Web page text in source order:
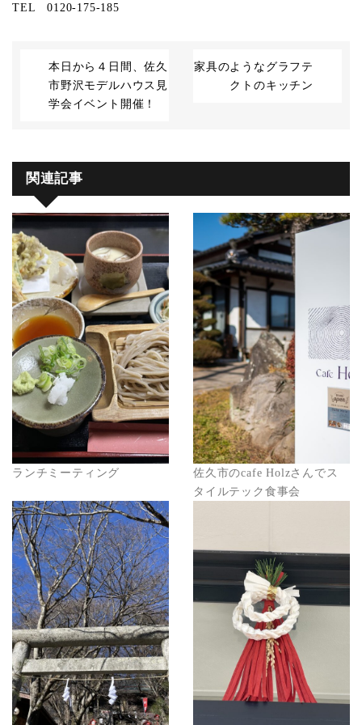
TEL 0120-175-185
本日から４日間、佐久
市野沢モデルハウス見
学会イベント開催！
家具のようなグラフテ
クトのキッチン
関連記事
ランチミーティング
佐久市のcafe Holzさんでス
タイルテック食事会